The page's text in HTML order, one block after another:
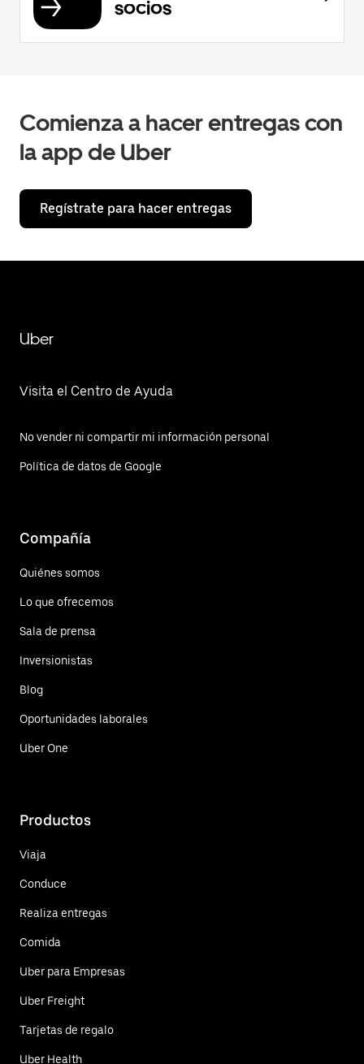
socios
Comienza a hacer entregas con
la app de Uber
Regístrate para hacer entregas
Uber
Visita el Centro de Ayuda
No vender ni compartir mi información personal
Política de datos de Google
Compañía
Quiénes somos
Lo que ofrecemos
Sala de prensa
Inversionistas
Blog
Oportunidades laborales
Uber One
Productos
Viaja
Conduce
Realiza entregas
Comida
Uber para Empresas
Uber Freight
Tarjetas de regalo
Uber Health